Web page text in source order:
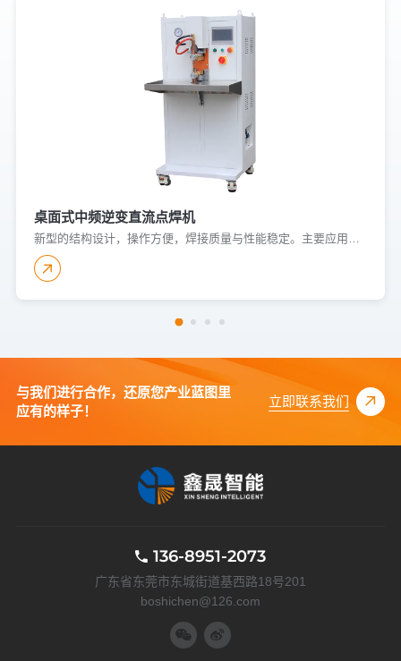
桌面式中频逆变直流点焊机
新型的结构设计，操作方便，焊接质量与性能稳定。主要应用于低碳钢、不锈钢、铜、镍、铝等有色金属的焊接，可实现板与板、板与螺母、弹片、金属件及线材的焊接。广泛应用于汽车配件、家电制造、低压电器等领域。
与我们进行合作，还原您产业蓝图里
应有的样子！
立即联系我们
136-8951-2073
广东省东莞市东城街道基西路18号201
boshichen@126.com